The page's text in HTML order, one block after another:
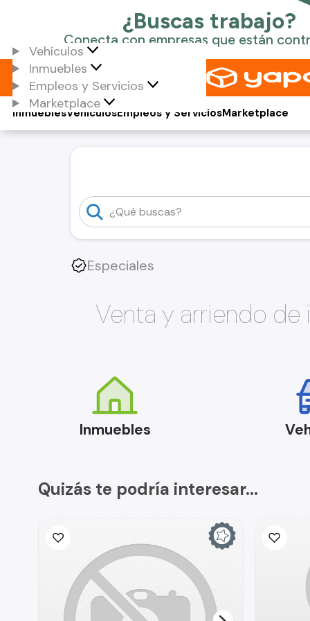
Vehículos
Inmuebles
Empleos y Servicios
Marketplace
Vehículos
Inmuebles Empleos y ServiciosMarketplace
Especiales
Venta y arriendo de
Inmuebles
Quizás te podría interesar...